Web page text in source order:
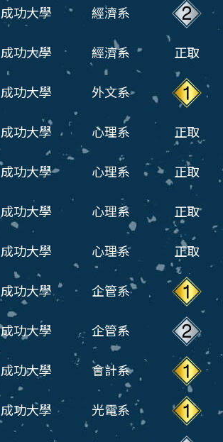
成功大學 經濟系
成功大學 經濟系 正取
成功大學 外文系
成功大學 心理系 正取
成功大學 心理系 正取
成功大學 心理系 正取
成功大學 心理系 正取
成功大學 企管系
成功大學 企管系
成功大學 會計系
成功大學 光電系